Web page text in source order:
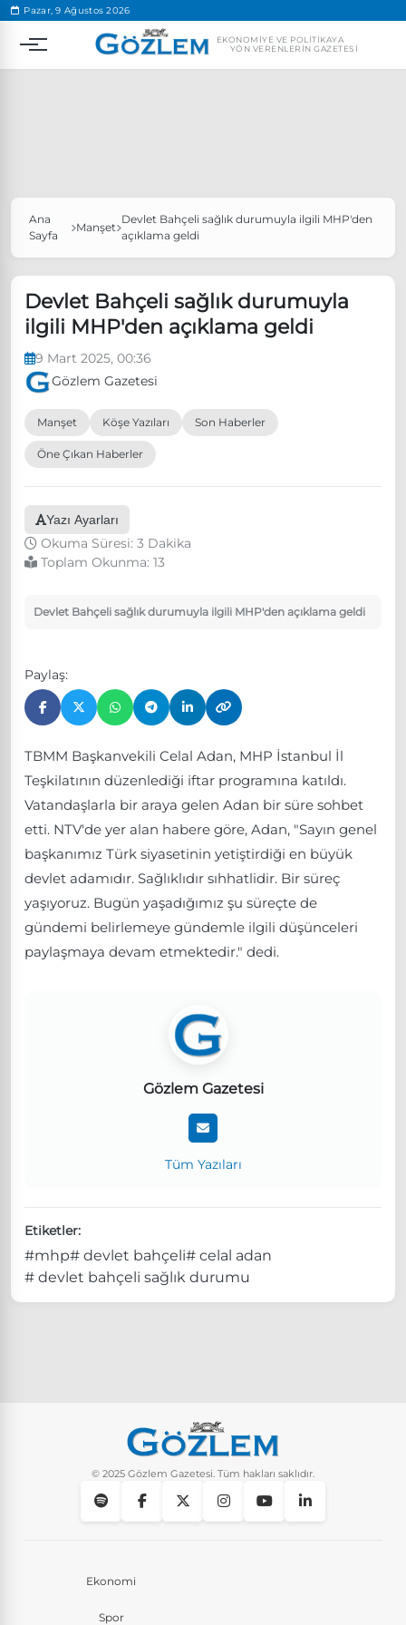
Pazar, 9 Ağustos 2026
EKONOMIYE VE POLITIKAYA
YÖN VERENLERIN GAZETESI
Popüler Aramalar
Özgür Özel, Ekrem İmamoğlu’nu ziyaret edecek
Ünlü çift bir etkinliğe daha katılmama kararı aldı
Ana
Sayfa
Manşet
Devlet Bahçeli sağlık durumuyla ilgili MHP'den
açıklama geldi
Devlet Bahçeli sağlık durumuyla
ilgili MHP'den açıklama geldi
9 Mart 2025, 00:36
Gözlem Gazetesi
Manşet Köşe Yazıları Son Haberler
Öne Çıkan Haberler
Yazı Ayarları
Okuma Süresi: 3 Dakika
Toplam Okunma: 13
Devlet Bahçeli sağlık durumuyla ilgili MHP'den açıklama geldi
Paylaş:
TBMM Başkanvekili Celal Adan, MHP İstanbul İl
Teşkilatının düzenlediği iftar programına katıldı.
Vatandaşlarla bir araya gelen Adan bir süre sohbet
etti. NTV'de yer alan habere göre, Adan, "Sayın genel
başkanımız Türk siyasetinin yetiştirdiği en büyük
devlet adamıdır. Sağlıklıdır sıhhatlidir. Bir süreç
yaşıyoruz. Bugün yaşadığımız şu süreçte de
gündemi belirlemeye gündemle ilgili düşünceleri
paylaşmaya devam etmektedir." dedi.
Gözlem Gazetesi
Tüm Yazıları
Etiketler:
#mhp# devlet bahçeli# celal adan
# devlet bahçeli sağlık durumu
© 2025 Gözlem Gazetesi. Tüm hakları saklıdır.
Ekonomi
Spor